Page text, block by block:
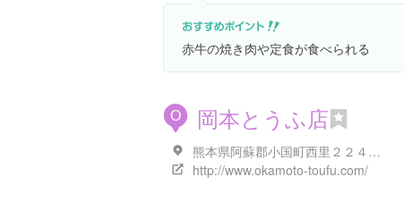
赤牛の焼き肉や定食が食べられる
O 岡本とうふ店
熊本県阿蘇郡小国町西里２２４１-６
http://www.okamoto-toufu.com/